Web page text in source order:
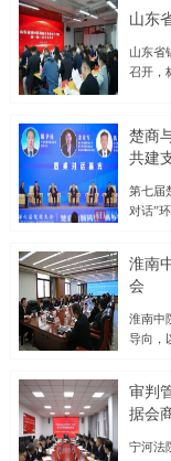
区工商
加工有
大豫商
激发企
彩篇章
牧领域
售网络
山东
山东省
召开，
《关于
议并通
（草案
单，并
础。新
辞中表
力发
鲁锡
展贡
合、
楚商
共建
第七届
对话”
建成中
与管理
教授
演讲
领头
是湖北
新；三
生态，
淮南
会
淮南中
导向，
1-10月
案相关
目标
作。
审判
据会
宁河法